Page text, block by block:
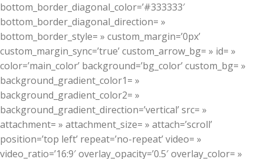
bottom_border_diagonal_color=’#333333′
bottom_border_diagonal_direction= »
bottom_border_style= » custom_margin=’0px’
custom_margin_sync=’true’ custom_arrow_bg= » id= »
color=’main_color’ background=’bg_color’ custom_bg= »
background_gradient_color1= »
background_gradient_color2= »
background_gradient_direction=’vertical’ src= »
attachment= » attachment_size= » attach=’scroll’
position=’top left’ repeat=’no-repeat’ video= »
video_ratio=’16:9′ overlay_opacity=’0.5′ overlay_color= »